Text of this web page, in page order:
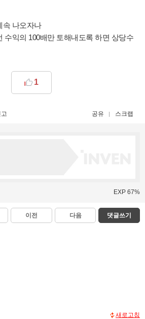
속 나오자나
수익의 100배만 토해내도록 하면 상당수
1
공유 스크랩
EXP 67%
이전 다음 댓글쓰기
새로고침